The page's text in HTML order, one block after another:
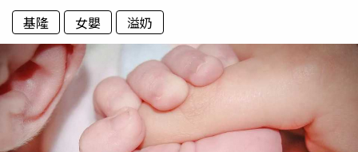
基隆 女嬰 溢奶